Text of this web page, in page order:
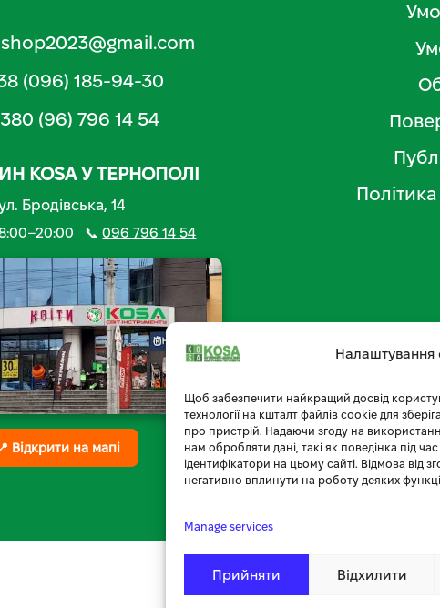
Налаштування
Щоб забезпечити найкращий досвід
технології на кшталт файлів cookie для
про пристрій. Надаючи згоду на
нам обробляти дані, такі як поведінка під
ідентифікатори на цьому сайті. Відмова від
негативно вплинути на роботу деяких
Manage services
Прийняти Відхилити
(096) 185-94-30
(96) 796 14 54
KOSA У ТЕРНОПОЛІ
Бродівська, 14
📞096 796 14 54
Відкрити на мапі